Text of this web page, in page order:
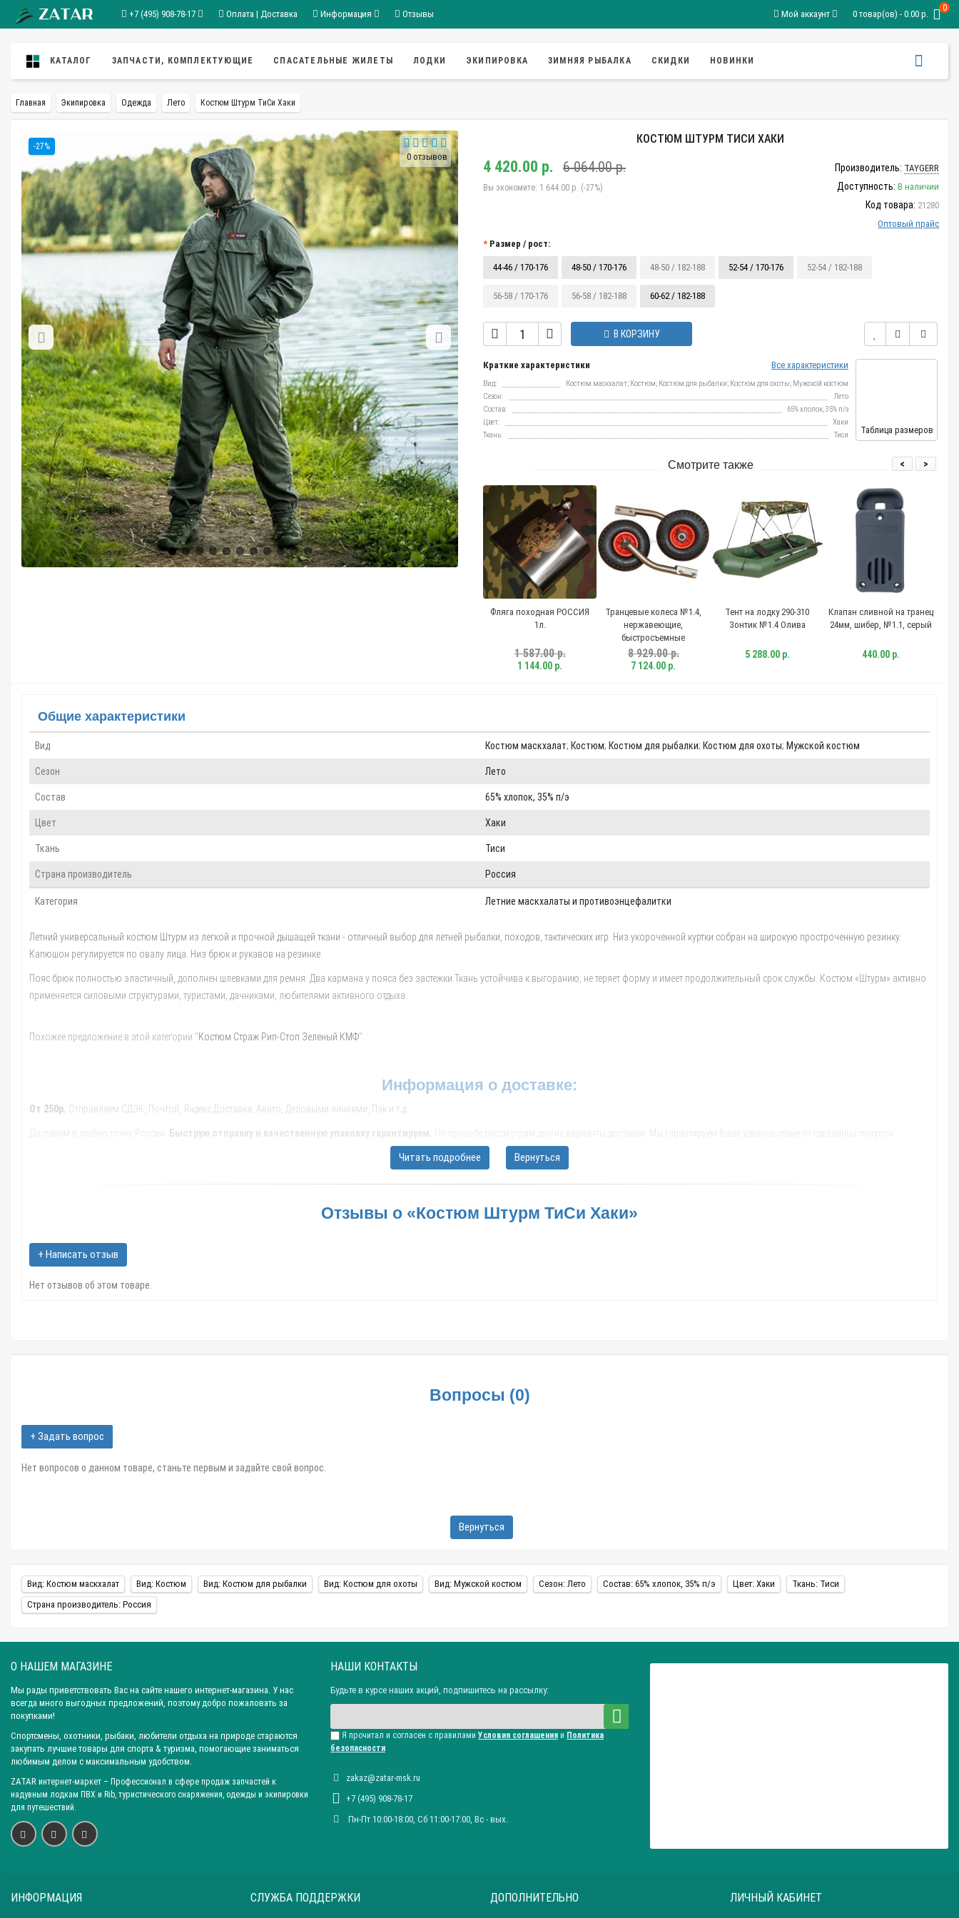
+7 (495) 908-78-17 Оплата | Доставка Информация Отзывы Мой аккаунт 0 товар(ов) - 0.00 р.
0
КАТАЛОГ ЗАПЧАСТИ, КОМПЛЕКТУЮЩИЕ СПАСАТЕЛЬНЫЕ ЖИЛЕТЫ ЛОДКИ ЭКИПИРОВКА ЗИМНЯЯ РЫБАЛКА СКИДКИ НОВИНКИ
Главная Экипировка Одежда Лето Костюм Штурм ТиСи Хаки
-27%
0 отзывов
КОСТЮМ ШТУРМ ТИСИ ХАКИ
4 420.00 р. 6 064.00 р.
Вы экономите: 1 644.00 р. (-27%)
Производитель: TAYGERR
Доступность: В наличии
Код товара: 21280
Оптовый прайс
Размер / рост:
44-46 / 170-176 48-50 / 170-176 48-50 / 182-188 52-54 / 170-176 52-54 / 182-188
56-58 / 170-176 56-58 / 182-188 60-62 / 182-188
В КОРЗИНУ
Краткие характеристики Все характеристики
Вид:
Костюм маскхалат; Костюм; Костюм для рыбалки; Костюм для охоты; Мужской костюм
Сезон:
Лето
Состав:
65% хлопок, 35% п/э
Цвет:
Хаки
Ткань:
Тиси Таблица размеров
Смотрите также
Фляга походная РОССИЯ
1л.
1 587.00 р.
1 144.00 р.
Транцевые колеса №1.4,
нержавеющие,
быстросъемные
8 929.00 р.
7 124.00 р.
Тент на лодку 290-310
Зонтик №1.4 Олива
5 288.00 р.
Клапан сливной на транец
24мм, шибер, №1.1, серый
440.00 р.
< >
Общие характеристики
Вид Костюм маскхалат; Костюм; Костюм для рыбалки; Костюм для охоты; Мужской костюм
Сезон Лето
Состав 65% хлопок, 35% п/э
Цвет Хаки
Ткань Тиси
Страна производитель Россия
Категория Летние маскхалаты и противоэнцефалитки
Летний универсальный костюм Штурм из легкой и прочной дышащей ткани - отличный выбор для летней рыбалки, походов, тактических игр. Низ укороченной куртки собран на широкую простроченную резинку.
Капюшон регулируется по овалу лица. Низ брюк и рукавов на резинке.
Пояс брюк полностью эластичный, дополнен шлевками для ремня. Два кармана у пояса без застежки.Ткань устойчива к выгоранию, не теряет форму и имеет продолжительный срок службы. Костюм «Штурм» активно
применяется силовыми структурами, туристами, дачниками, любителями активного отдыха.
Похожее предложение в этой категории "Костюм Страж Рип-Стоп Зеленый КМФ".
Информация о доставке:
От 250р. Отправляем СДЭК, Почтой, Яндекс.Доставка, Авито, Деловыми линиями, Пэк и т.д.
Доставим в любую точку России. Быструю отправку и качественную упаковку гарантируем. По просьбе рассмотрим другие варианты доставки. Мы гарантируем Ваше удовольствие от сделанных покупок.
Обращайтесь к нашим менеджерам, они помогут с выбором транспортной компании, рассчитают стоимость и сроки доставки до Вашего населенного пункта.
В такие города как: Москва; Санкт-Петербург; Новосибирск; Екатеринбург; Казань; Нижний Новгород; Челябинск; Самара; Омск; Ростов-на-Дону; Уфа; Красноярск; Воронеж; Пермь; Волгоград; Краснодар; Саратов;
Читать подробнее Вернуться
Отзывы о «Костюм Штурм ТиСи Хаки»
+ Написать отзыв
Нет отзывов об этом товаре.
Вопросы (0)
+ Задать вопрос
Нет вопросов о данном товаре, станьте первым и задайте свой вопрос.
Вернуться
Вид: Костюм маскхалат Вид: Костюм Вид: Костюм для рыбалки Вид: Костюм для охоты Вид: Мужской костюм Сезон: Лето Состав: 65% хлопок, 35% п/э Цвет: Хаки
Ткань: Тиси
Страна производитель: Россия
О НАШЕМ МАГАЗИНЕ
Мы рады приветствовать Вас на сайте нашего интернет-магазина. У нас
всегда много выгодных предложений, поэтому добро пожаловать за
покупками!
Спортсмены, охотники, рыбаки, любители отдыха на природе стараются
закупать лучшие товары для спорта & туризма, помогающие заниматься
любимым делом с максимальным удобством.
ZATAR интернет-маркет – Профессионал в сфере продаж запчастей к
надувным лодкам ПВХ и Rib, туристического снаряжения, одежды и экипировки
для путешествий.
НАШИ КОНТАКТЫ
Будьте в курсе наших акций, подпишитесь на рассылку:
Я прочитал и согласен с правилами Условия соглашения и Политика
безопасности
zakaz@zatar-msk.ru
+7 (495) 908-78-17
Пн-Пт 10:00-18:00, Сб 11:00-17:00, Вc - вых.
ИНФОРМАЦИЯ СЛУЖБА ПОДДЕРЖКИ ДОПОЛНИТЕЛЬНО ЛИЧНЫЙ КАБИНЕТ